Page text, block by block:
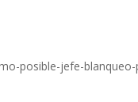
posible-jefe-